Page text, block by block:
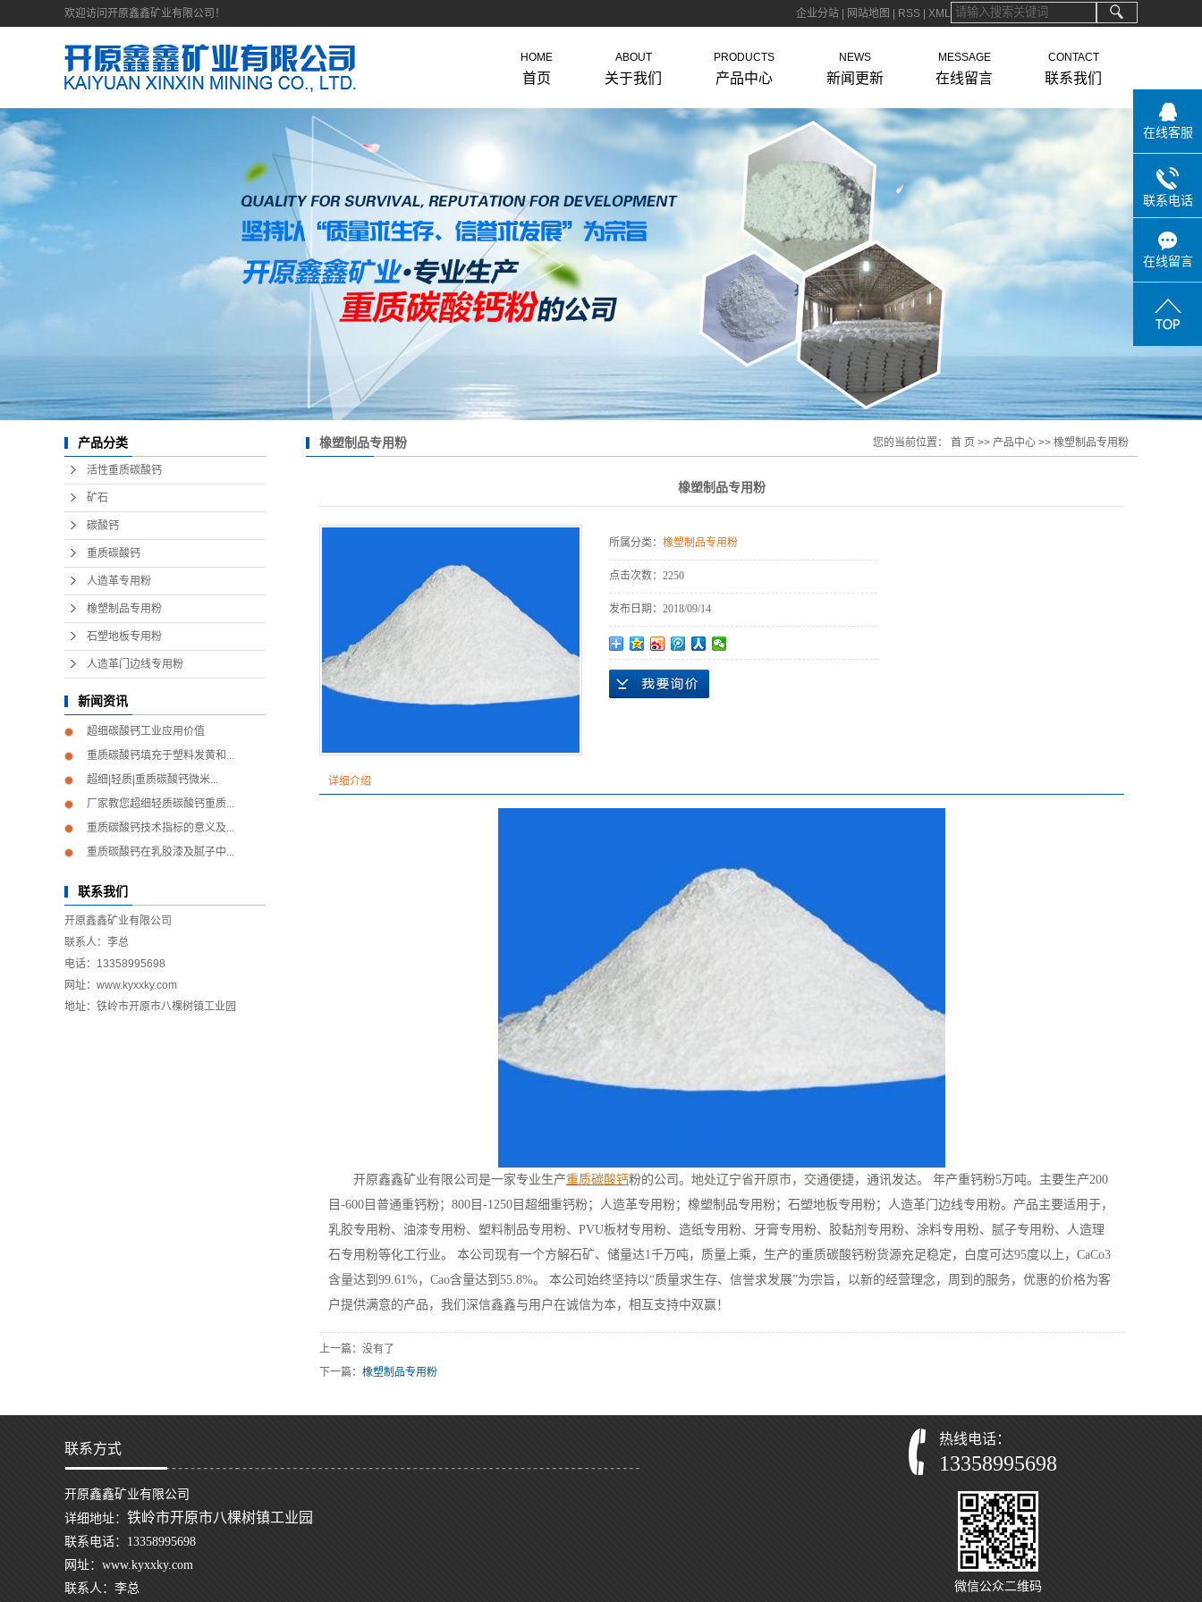
欢迎访问开原鑫鑫矿业有限公司！ 企业分站 网站地图 RSS XML
HOME
首页
ABOUT
关于我们
PRODUCTS
产品中心
NEWS
新闻更新
MESSAGE
在线留言
CONTACT
联系我们
产品分类
活性重质碳酸钙
矿石
碳酸钙
重质碳酸钙
人造革专用粉
橡塑制品专用粉
石塑地板专用粉
人造革门边线专用粉
新闻资讯
超细碳酸钙工业应用价值
重质碳酸钙填充于塑料发黄和...
超细|轻质|重质碳酸钙微米...
厂家教您超细轻质碳酸钙重质...
重质碳酸钙技术指标的意义及...
重质碳酸钙在乳胶漆及腻子中...
联系我们
开原鑫鑫矿业有限公司
联系人：李总
电话：13358995698
网址：www.kyxxky.com
地址：铁岭市开原市八棵树镇工业园
橡塑制品专用粉 您的当前位置： 首 页 >> 产品中心 >> 橡塑制品专用粉
橡塑制品专用粉
所属分类： 橡塑制品专用粉
点击次数： 2250
发布日期： 2018/09/14
详细介绍
开原鑫鑫矿业有限公司是一家专业生产重质碳酸钙粉的公司。地处辽宁省开原市，交通便捷，通讯发达。 年产重钙粉5万吨。主要生产200
目-600目普通重钙粉；800目-1250目超细重钙粉；人造革专用粉；橡塑制品专用粉；石塑地板专用粉；人造革门边线专用粉。产品主要适用于，
乳胶专用粉、油漆专用粉、塑料制品专用粉、PVU板材专用粉、造纸专用粉、牙膏专用粉、胶黏剂专用粉、涂料专用粉、腻子专用粉、人造理
石专用粉等化工行业。 本公司现有一个方解石矿、储量达1千万吨，质量上乘，生产的重质碳酸钙粉货源充足稳定，白度可达95度以上，CaCo3
含量达到99.61%，Cao含量达到55.8%。 本公司始终坚持以“质量求生存、信誉求发展”为宗旨，以新的经营理念，周到的服务，优惠的价格为客
户提供满意的产品，我们深信鑫鑫与用户在诚信为本，相互支持中双赢！
上一篇：没有了
下一篇： 橡塑制品专用粉
联系方式
开原鑫鑫矿业有限公司
详细地址： 铁岭市开原市八棵树镇工业园
联系电话：13358995698
网址：www.kyxxky.com
联系人：李总
热线电话：
13358995698
微信公众二维码
在线客服
联系电话
在线留言